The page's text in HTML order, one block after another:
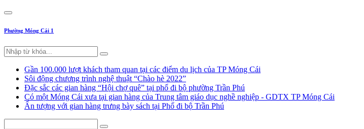
Phường Móng Cái 1
Gần 100.000 lượt khách tham quan tại các điểm du lịch của TP Móng Cái
Sôi động chương trình nghệ thuật “Chào hè 2022”
Đặc sắc các gian hàng “Hội chợ quê” tại phố đi bộ phường Trần Phú
Có một Móng Cái xưa tại gian hàng của Trung tâm giáo dục nghề nghiệp - GDTX TP Móng Cái
Ấn tượng với gian hàng trưng bày sách tại Phố đi bộ Trần Phú